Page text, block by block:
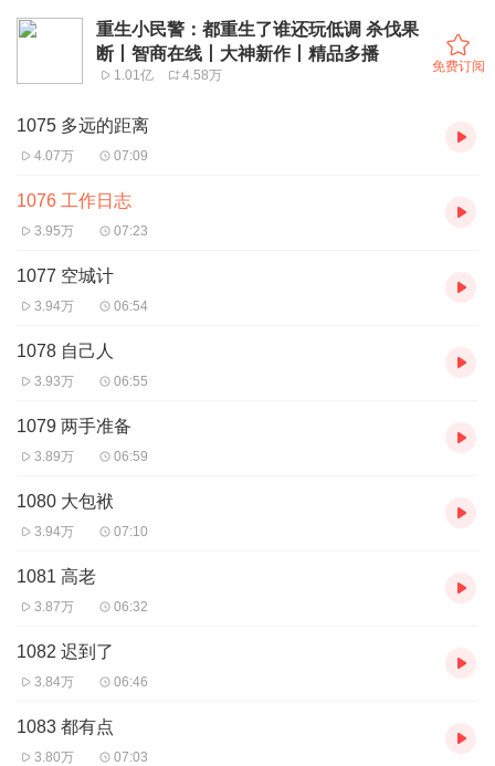
重生小民警：都重生了谁还玩低调 杀伐果
断丨智商在线丨大神新作丨精品多播
1.01亿 4.58万
免费订阅
1075 多远的距离
4.07万 07:09
1076 工作日志
3.95万 07:23
1077 空城计
3.94万 06:54
1078 自己人
3.93万 06:55
1079 两手准备
3.89万 06:59
1080 大包袱
3.94万 07:10
1081 高老
3.87万 06:32
1082 迟到了
3.84万 06:46
1083 都有点
3.80万 07:03